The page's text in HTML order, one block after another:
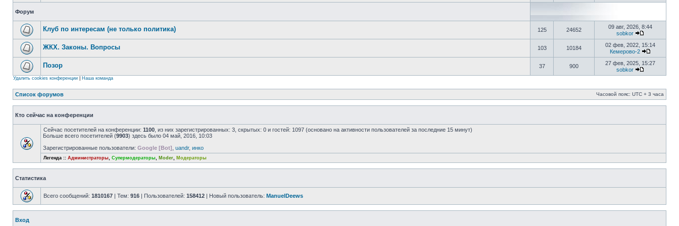
Форум
Клуб по интересам (не только политика) 125 24652
09 авг, 2026, 8:44
sobkor
ЖКХ. Законы. Вопросы 103 10184
02 фев, 2022, 15:14
Кемерово-2
Позор 37 900
27 фев, 2025, 15:27
sobkor
Удалить cookies конференции Наша команда
Список форумов Часовой пояс: UTC + 3 часа
Кто сейчас на конференции
Сейчас посетителей на конференции: 1100 , из них зарегистрированных: 3, скрытых: 0 и гостей: 1097 (основано на активности пользователей за последние 15 минут)
Больше всего посетителей (9903) здесь было 04 май, 2016, 10:03
Зарегистрированные пользователи: Google [Bot] uandr, инко
Легенда :: Администраторы, Супермодераторы, Moder, Модераторы
Статистика
Всего сообщений: 1810167 | Тем: 916 | Пользователей: 158412 | Новый пользователь: ManuelDeews
Вход